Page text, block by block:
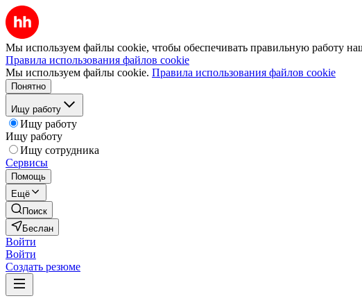
Мы используем файлы cookie, чтобы обеспечивать правильную работу
Правила использования файлов cookie
Мы используем файлы cookie. Правила использования файлов cookie
Понятно
Ищу работу
Ищу работу
Ищу работу
Ищу сотрудника
Сервисы
Помощь
Ещё
Поиск
Беслан
Войти
Войти
Создать резюме